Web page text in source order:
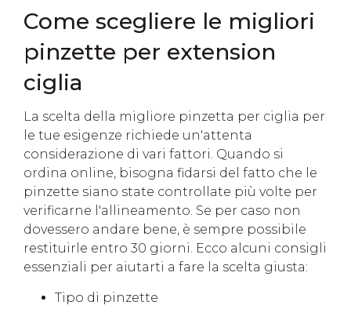
Come scegliere le migliori
pinzette per extension
ciglia
La scelta della migliore pinzetta per ciglia per
le tue esigenze richiede un'attenta
considerazione di vari fattori. Quando si
ordina online, bisogna fidarsi del fatto che le
pinzette siano state controllate più volte per
verificarne l'allineamento. Se per caso non
dovessero andare bene, è sempre possibile
restituirle entro 30 giorni. Ecco alcuni consigli
essenziali per aiutarti a fare la scelta giusta:
Tipo di pinzette